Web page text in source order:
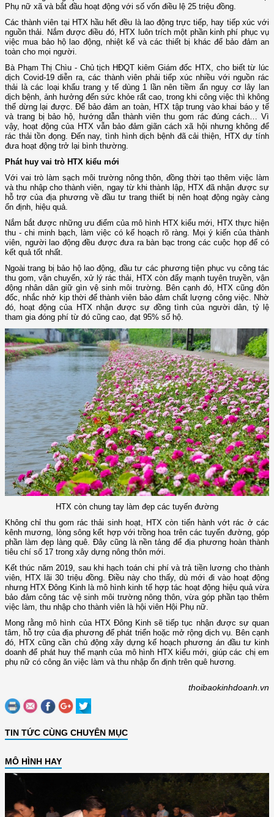
Phụ nữ xã và bắt đầu hoạt động với số vốn điều lệ 25 triệu đồng.
Các thành viên tại HTX hầu hết đều là lao động trực tiếp, hay tiếp xúc với
nguồn thải. Nắm được điều đó, HTX luôn trích một phần kinh phí phục vụ
việc mua bảo hộ lao động, nhiệt kế và các thiết bị khác để bảo đảm an
toàn cho mọi người.
Bà Phạm Thị Chìu - Chủ tịch HĐQT kiêm Giám đốc HTX, cho biết từ lúc
dịch Covid-19 diễn ra, các thành viên phải tiếp xúc nhiều với nguồn rác
thải là các loại khẩu trang y tế dùng 1 lần nên tiềm ẩn nguy cơ lây lan
dịch bệnh, ảnh hưởng đến sức khỏe rất cao, trong khi công việc thì không
thể dừng lại được. Để bảo đảm an toàn, HTX tập trung vào khai báo y tế
và trang bị bảo hộ, hướng dẫn thành viên thu gom rác đúng cách… Vì
vậy, hoạt động của HTX vẫn bảo đảm giãn cách xã hội nhưng không để
rác thải tồn đọng. Đến nay, tình hình dịch bệnh đã cải thiện, HTX dự tính
đưa hoạt động trở lại bình thường.
Phát huy vai trò HTX kiểu mới
Với vai trò làm sạch môi trường nông thôn, đồng thời tạo thêm việc làm
và thu nhập cho thành viên, ngay từ khi thành lập, HTX đã nhận được sự
hỗ trợ của địa phương về đầu tư trang thiết bị nên hoạt động ngày càng
ổn định, hiệu quả.
Nắm bắt được những ưu điểm của mô hình HTX kiểu mới, HTX thực hiện
thu - chi minh bạch, làm việc có kế hoạch rõ ràng. Mọi ý kiến của thành
viên, người lao động đều được đưa ra bàn bạc trong các cuộc họp để có
kết quả tốt nhất.
Ngoài trang bị bảo hộ lao động, đầu tư các phương tiện phục vụ công tác
thu gom, vận chuyển, xử lý rác thải, HTX còn đẩy mạnh tuyên truyền, vận
động nhân dân giữ gìn vệ sinh môi trường. Bên cạnh đó, HTX cũng đôn
đốc, nhắc nhở kịp thời để thành viên bảo đảm chất lượng công việc. Nhờ
đó, hoạt động của HTX nhận được sự đồng tình của người dân, tỷ lệ
tham gia đóng phí từ đó cũng cao, đạt 95% số hộ.
HTX còn chung tay làm đẹp các tuyến đường
Không chỉ thu gom rác thải sinh hoạt, HTX còn tiến hành vớt rác ở các
kênh mương, lòng sông kết hợp với trồng hoa trên các tuyến đường, góp
phần làm đẹp làng quê. Đây cũng là nền tảng để địa phương hoàn thành
tiêu chí số 17 trong xây dựng nông thôn mới.
Kết thúc năm 2019, sau khi hạch toán chi phí và trả tiền lương cho thành
viên, HTX lãi 30 triệu đồng. Điều này cho thấy, dù mới đi vào hoạt động
nhưng HTX Đông Kinh là mô hình kinh tế hợp tác hoạt động hiệu quả vừa
bảo đảm công tác vệ sinh môi trường nông thôn, vừa góp phần tạo thêm
việc làm, thu nhập cho thành viên là hội viên Hội Phụ nữ.
Mong rằng mô hình của HTX Đông Kinh sẽ tiếp tục nhận được sự quan
tâm, hỗ trợ của địa phương để phát triển hoặc mở rộng dịch vụ. Bên cạnh
đó, HTX cũng cần chủ động xây dựng kế hoạch phương án đầu tư kinh
doanh để phát huy thế mạnh của mô hình HTX kiểu mới, giúp các chị em
phụ nữ có công ăn việc làm và thu nhập ổn định trên quê hương.
thoibaokinhdoanh.vn
TIN TỨC CÙNG CHUYÊN MỤC
MÔ HÌNH HAY